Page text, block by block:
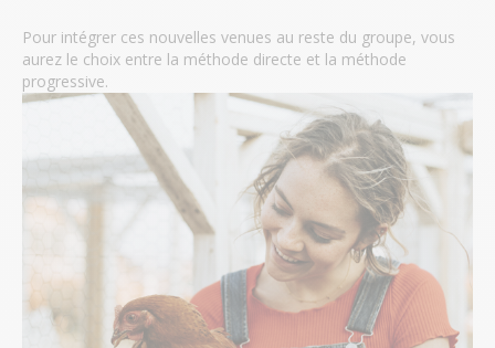
Pour intégrer ces nouvelles venues au reste du groupe, vous
aurez le choix entre la méthode directe et la méthode
progressive.